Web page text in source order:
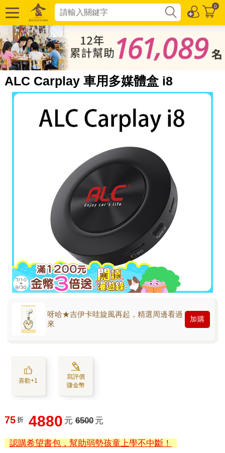
0
ALC Carplay 車用多媒體盒 i8
呀哈★吉伊卡哇旋風再起，精選周邊看過
來
加購
喜歡+1
寫評價
賺金幣
75 折 4880 元 6500 元
認購希望書包，幫助弱勢孩童上學不中斷！